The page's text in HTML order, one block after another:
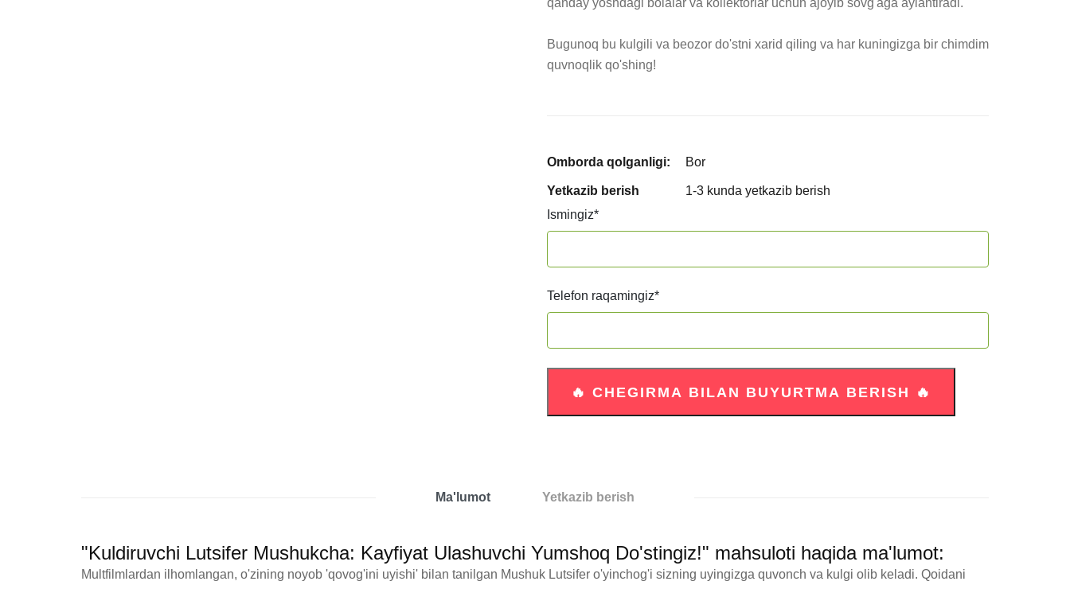
qanday yoshdagi bolalar va kollektorlar uchun ajoyib sovg'aga aylantiradi.
Bugunoq bu kulgili va beozor do'stni xarid qiling va har kuningizga bir chimdim
quvnoqlik qo'shing!
Omborda qolganligi: Bor
Yetkazib berish
1-3 kunda yetkazib berish
Ismingiz*
Telefon raqamingiz*
Ma'lumot Yetkazib berish
"Kuldiruvchi Lutsifer Mushukcha: Kayfiyat Ulashuvchi Yumshoq Do'stingiz!" mahsuloti haqida ma'lumot:
Multfilmlardan ilhomlangan, o'zining noyob 'qovog'ini uyishi' bilan tanilgan Mushuk Lutsifer o'yinchog'i sizning uyingizga quvonch va kulgi olib keladi. Qoidani